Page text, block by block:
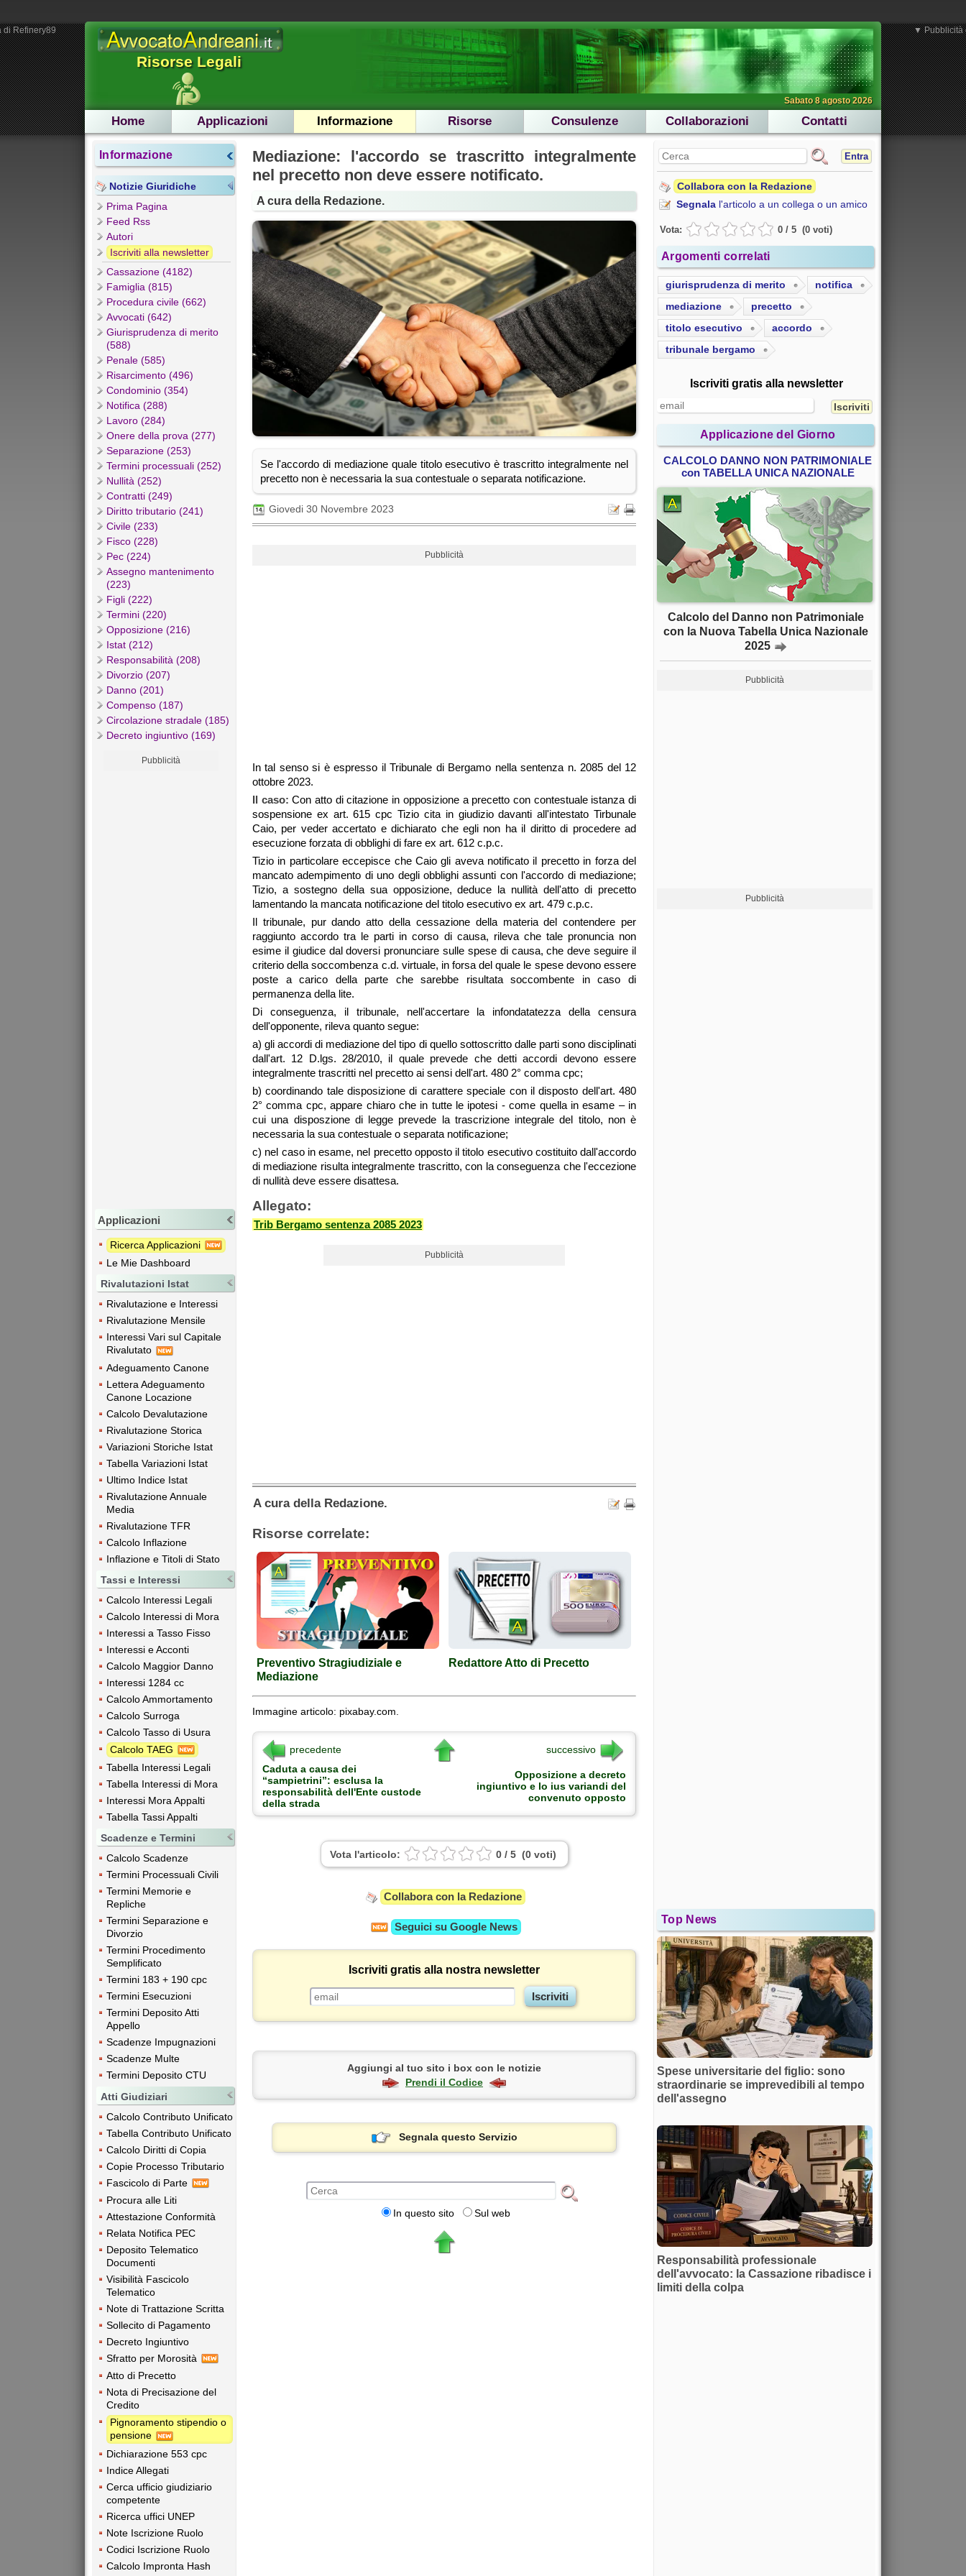
Risorse Legali
Sabato 8 agosto 2026
Home Applicazioni Informazione Risorse Consulenze Collaborazioni Contatti
Informazione
Notizie Giuridiche
Prima Pagina
Feed Rss
Autori
Iscriviti alla newsletter
Cassazione (4182)
Famiglia (815)
Procedura civile (662)
Avvocati (642)
Giurisprudenza di merito
(588)
Penale (585)
Risarcimento (496)
Condominio (354)
Notifica (288)
Lavoro (284)
Onere della prova (277)
Separazione (253)
Termini processuali (252)
Nullità (252)
Contratti (249)
Diritto tributario (241)
Civile (233)
Fisco (228)
Pec (224)
Assegno mantenimento
(223)
Figli (222)
Termini (220)
Opposizione (216)
Istat (212)
Responsabilità (208)
Divorzio (207)
Danno (201)
Compenso (187)
Circolazione stradale (185)
Decreto ingiuntivo (169)
Pubblicità
Applicazioni
Ricerca Applicazioni
Le Mie Dashboard
Rivalutazioni Istat
Rivalutazione e Interessi
Rivalutazione Mensile
Interessi Vari sul Capitale
Rivalutato
Adeguamento Canone
Lettera Adeguamento
Canone Locazione
Calcolo Devalutazione
Rivalutazione Storica
Variazioni Storiche Istat
Tabella Variazioni Istat
Ultimo Indice Istat
Rivalutazione Annuale
Media
Rivalutazione TFR
Calcolo Inflazione
Inflazione e Titoli di Stato
Tassi e Interessi
Calcolo Interessi Legali
Calcolo Interessi di Mora
Interessi a Tasso Fisso
Interessi e Acconti
Calcolo Maggior Danno
Interessi 1284 cc
Calcolo Ammortamento
Calcolo Surroga
Calcolo Tasso di Usura
Calcolo TAEG
Tabella Interessi Legali
Tabella Interessi di Mora
Interessi Mora Appalti
Tabella Tassi Appalti
Scadenze e Termini
Calcolo Scadenze
Termini Processuali Civili
Termini Memorie e
Repliche
Termini Separazione e
Divorzio
Termini Procedimento
Semplificato
Termini 183 + 190 cpc
Termini Esecuzioni
Termini Deposito Atti
Appello
Scadenze Impugnazioni
Scadenze Multe
Termini Deposito CTU
Atti Giudiziari
Calcolo Contributo Unificato
Tabella Contributo Unificato
Calcolo Diritti di Copia
Copie Processo Tributario
Fascicolo di Parte
Procura alle Liti
Attestazione Conformità
Relata Notifica PEC
Deposito Telematico
Documenti
Visibilità Fascicolo
Telematico
Note di Trattazione Scritta
Sollecito di Pagamento
Decreto Ingiuntivo
Sfratto per Morosità
Atto di Precetto
Nota di Precisazione del
Credito
Pignoramento stipendio o
pensione
Dichiarazione 553 cpc
Indice Allegati
Cerca ufficio giudiziario
competente
Ricerca uffici UNEP
Note Iscrizione Ruolo
Codici Iscrizione Ruolo
Calcolo Impronta Hash
Mediazione: l'accordo se trascritto integralmente
nel precetto non deve essere notificato.
A cura della Redazione.
Se l'accordo di mediazione quale titolo esecutivo è trascritto integralmente nel
precetto non è necessaria la sua contestuale o separata notificazione.
Giovedi 30 Novembre 2023
Pubblicità
In tal senso si è espresso il Tribunale di Bergamo nella sentenza n. 2085 del 12
ottobre 2023.
Il caso: Con atto di citazione in opposizione a precetto con contestuale istanza di
sospensione ex art. 615 cpc Tizio cita in giudizio davanti all'intestato Tirbunale
Caio, per veder accertato e dichiarato che egli non ha il diritto di procedere ad
esecuzione forzata di obblighi di fare ex art. 612 c.p.c.
Tizio in particolare eccepisce che Caio gli aveva notificato il precetto in forza del
mancato adempimento di uno degli obblighi assunti con l'accordo di mediazione;
Tizio, a sostegno della sua opposizione, deduce la nullità dell'atto di precetto
lamentando la mancata notificazione del titolo esecutivo ex art. 479 c.p.c.
Il tribunale, pur dando atto della cessazione della materia del contendere per
raggiunto accordo tra le parti in corso di causa, rileva che tale pronuncia non
esime il giudice dal doversi pronunciare sulle spese di causa, che deve seguire il
criterio della soccombenza c.d. virtuale, in forsa del quale le spese devono essere
poste a carico della parte che sarebbe risultata soccombente in caso di
permanenza della lite.
Di conseguenza, il tribunale, nell'accertare la infondatatezza della censura
dell'opponente, rileva quanto segue:
a) gli accordi di mediazione del tipo di quello sottoscritto dalle parti sono disciplinati
dall'art. 12 D.lgs. 28/2010, il quale prevede che detti accordi devono essere
integralmente trascritti nel precetto ai sensi dell'art. 480 2° comma cpc;
b) coordinando tale disposizione di carattere speciale con il disposto dell'art. 480
2° comma cpc, appare chiaro che in tutte le ipotesi - come quella in esame – in
cui una disposzione di legge prevede la trascrizione integrale del titolo, non è
necessaria la sua contestuale o separata notificazione;
c) nel caso in esame, nel precetto opposto il titolo esecutivo costituito dall'accordo
di mediazione risulta integralmente trascritto, con la conseguenza che l'eccezione
di nullità deve essere disattesa.
Allegato:
Trib Bergamo sentenza 2085 2023
Pubblicità
A cura della Redazione.
Risorse correlate:
Preventivo Stragiudiziale e
Mediazione
Redattore Atto di Precetto
Immagine articolo: pixabay.com.
precedente
successivo
Caduta a causa dei
“sampietrini”: esclusa la
responsabilità dell'Ente custode
della strada
Opposizione a decreto
ingiuntivo e lo ius variandi del
convenuto opposto
Vota l'articolo: 0/ 5 (0 voti)
Collabora con la Redazione
Seguici su Google News
Iscriviti gratis alla nostra newsletter
Aggiungi al tuo sito i box con le notizie
Prendi il Codice
Segnala questo Servizio
In questo sito Sul web
Entra
Collabora con la Redazione
Segnala l'articolo a un collega o un amico
Vota: 0 / 5 (0 voti)
Argomenti correlati
giurisprudenza di merito
notifica
mediazione
precetto
titolo esecutivo
accordo
tribunale bergamo
Iscriviti gratis alla newsletter
Applicazione del Giorno
CALCOLO DANNO NON PATRIMONIALE
con TABELLA UNICA NAZIONALE
Calcolo del Danno non Patrimoniale
con la Nuova Tabella Unica Nazionale
2025
Pubblicità
Pubblicità
Top News
Spese universitarie del figlio: sono
straordinarie se imprevedibili al tempo
dell'assegno
Responsabilità professionale
dell'avvocato: la Cassazione ribadisce i
limiti della colpa
Refinery89 ▼ Pubblicità